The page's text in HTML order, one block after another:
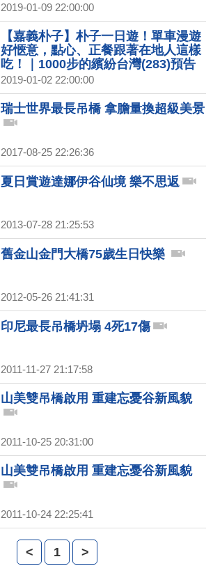
2019-01-09 22:00:00
【嘉義朴子】朴子一日遊！單車漫遊
好愜意，點心、正餐跟著在地人這樣
吃！｜1000步的繽紛台灣(283)預告
2019-01-02 22:00:00
瑞士世界最長吊橋 拿膽量換超級美景
2017-08-25 22:26:36
夏日賞遊達娜伊谷仙境 樂不思返
2013-07-28 21:25:53
舊金山金門大橋75歲生日快樂
2012-05-26 21:41:31
印尼最長吊橋坍塌 4死17傷
2011-11-27 21:17:58
山美雙吊橋啟用 重建忘憂谷新風貌
2011-10-25 20:31:00
山美雙吊橋啟用 重建忘憂谷新風貌
2011-10-24 22:25:41
< 1 >